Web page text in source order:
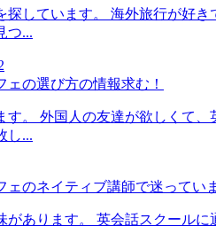
探しています。 海外旅行が好
つ...
ェの選び方の情報求む！
す。 外国人の友達が欲しくて
し...
ェのネイティブ講師で迷ってい
があります。 英会話スクール